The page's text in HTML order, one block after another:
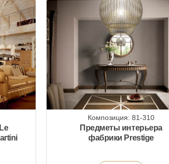
Композиция: 81-310
Предметы интерьера
фабрики Prestige